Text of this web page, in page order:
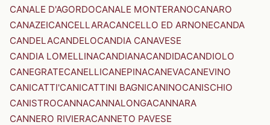
CANALE D'AGORDOCANALE MONTERANOCANARO
CANAZEICANCELLARACANCELLO ED ARNONECANDA
CANDELACANDELOCANDIA CANAVESE
CANDIA LOMELLINACANDIANACANDIDACANDIOLO
CANEGRATECANELLICANEPINACANEVACANEVINO
CANICATTI'CANICATTINI BAGNICANINOCANISCHIO
CANISTROCANNACANNALONGACANNARA
CANNERO RIVIERACANNETO PAVESE